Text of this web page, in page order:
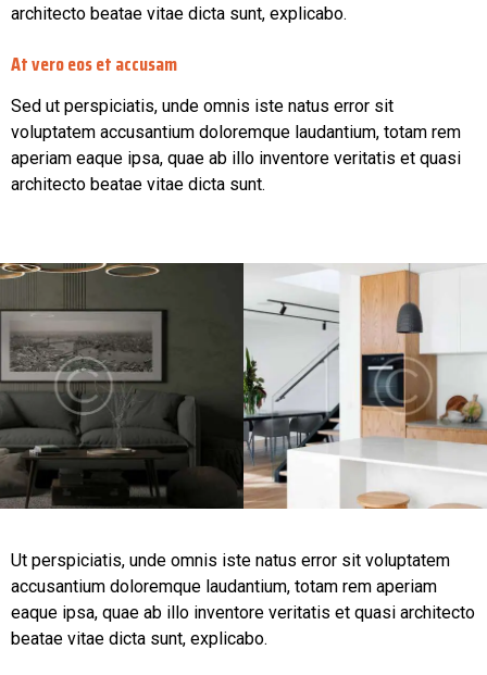
architecto beatae vitae dicta sunt, explicabo.
At vero eos et accusam
Sed ut perspiciatis, unde omnis iste natus error sit
voluptatem accusantium doloremque laudantium, totam rem
aperiam eaque ipsa, quae ab illo inventore veritatis et quasi
architecto beatae vitae dicta sunt.
Ut perspiciatis, unde omnis iste natus error sit voluptatem
accusantium doloremque laudantium, totam rem aperiam
eaque ipsa, quae ab illo inventore veritatis et quasi architecto
beatae vitae dicta sunt, explicabo.